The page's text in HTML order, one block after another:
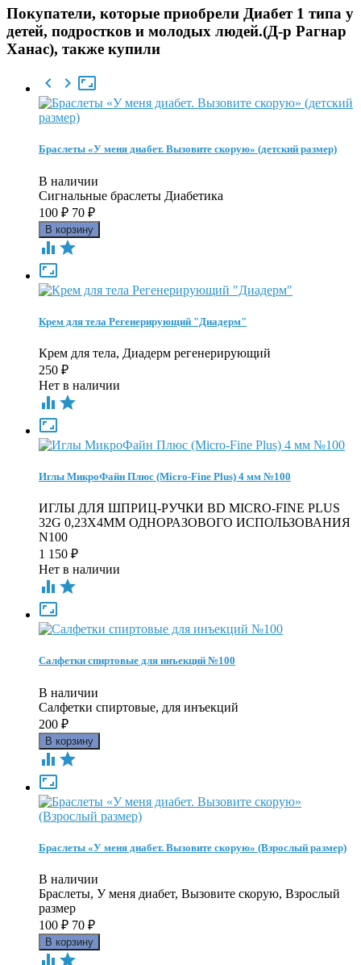
Покупатели, которые приобрели Диабет 1 типа у
детей, подростков и молодых людей.(Д-р Рагнар
Ханас), также купили
  
Браслеты «У меня диабет. Вызовите скорую» (детский размер)
В наличии
Сигнальные браслеты Диабетика
100 ₽ 70 ₽
 

Крем для тела Регенерирующий "Диадерм"
Крем для тела, Диадерм регенерирующий
250 ₽
Нет в наличии
 

Иглы МикроФайн Плюс (Micro-Fine Plus) 4 мм №100
ИГЛЫ ДЛЯ ШПРИЦ-РУЧКИ BD MICRO-FINE PLUS
32G 0,23Х4ММ ОДНОРАЗОВОГО ИСПОЛЬЗОВАНИЯ
N100
1 150 ₽
Нет в наличии
 

Салфетки спиртовые для инъекций №100
В наличии
Салфетки спиртовые, для инъекций
200 ₽
 

Браслеты «У меня диабет. Вызовите скорую» (Взрослый размер)
В наличии
Браслеты, У меня диабет, Вызовите скорую, Взрослый
размер
100 ₽ 70 ₽
 